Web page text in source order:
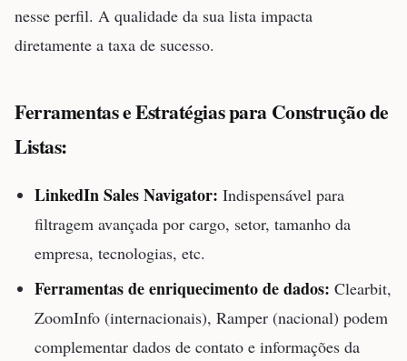
nesse perfil. A qualidade da sua lista impacta
diretamente a taxa de sucesso.
Ferramentas e Estratégias para Construção de
Listas:
LinkedIn Sales Navigator: Indispensável para
filtragem avançada por cargo, setor, tamanho da
empresa, tecnologias, etc.
Ferramentas de enriquecimento de dados: Clearbit,
ZoomInfo (internacionais), Ramper (nacional) podem
complementar dados de contato e informações da